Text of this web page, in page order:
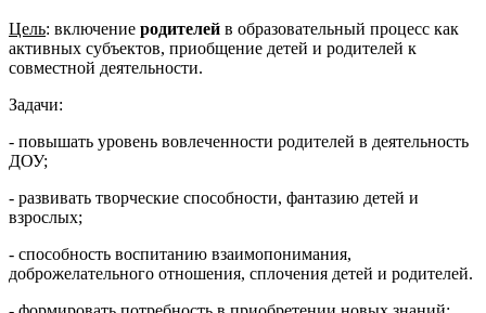
Цель: включение родителей в образовательный процесс как
активных субъектов, приобщение детей и родителей к
совместной деятельности.
Задачи:
- повышать уровень вовлеченности родителей в деятельность
ДОУ;
- развивать творческие способности, фантазию детей и
взрослых;
- способность воспитанию взаимопонимания,
доброжелательного отношения, сплочения детей и родителей.